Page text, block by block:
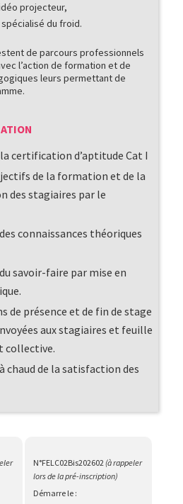
projecteur,
du froid.
de parcours professionnels
l’action de formation et de
leurs permettant de
la certification d’aptitude Cat I
de la formation et de la
des stagiaires par le
connaissances théoriques
savoir-faire par mise en
de présence et de fin de stage
aux stagiaires et feuille
collective.
chaud de la satisfaction des
N°FELC02Bis202602(à rappeler
lors de la pré-inscription)
Démarre le :